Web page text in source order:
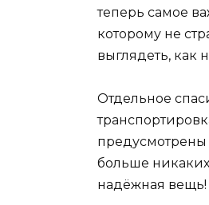
теперь самое
которому не
выглядеть, как
Отдельное
предусмотрены
больше
надёжная вещь!